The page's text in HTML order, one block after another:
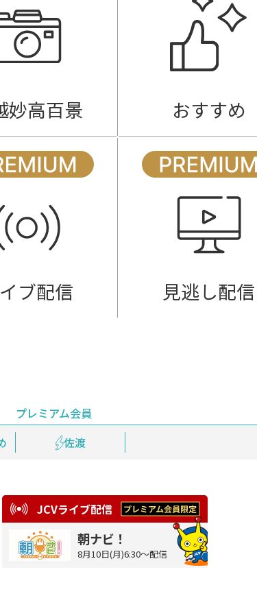
妙高百景 おすすめ
ブ配信 見逃し配信
佐渡
鉄道情報
プレミアム会員
JCVライブ配信
朝ナビ！
8月10日(月)6:30～配信